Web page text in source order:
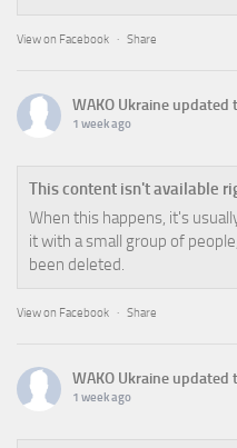
View on Facebook · Share
WAKO Ukraine updated
1 week ago
This content isn't available
When this happens, it's
it with a small group of
been deleted.
View on Facebook · Share
WAKO Ukraine updated
1 week ago